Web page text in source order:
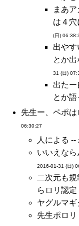
まあ
は４
(日)
出や
とか
31 (日)
出たー
とか
先生ー、ペポ
06:30:27
人による --
いいえな
2016-01-31 (日)
二次元も
らロリ認定
ヤグルマギ
先生ポロリ